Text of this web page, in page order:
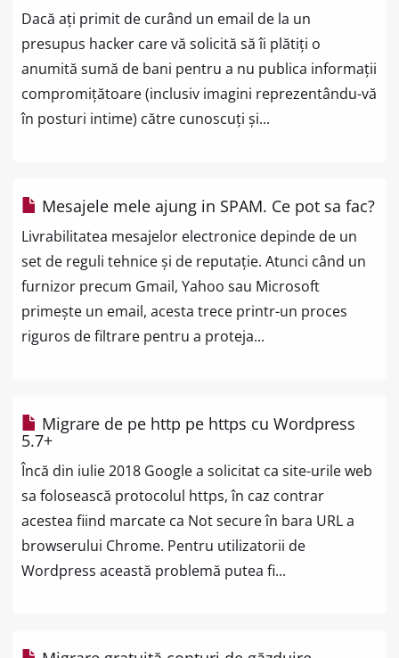
Dacă ați primit de curând un email de la un
presupus hacker care vă solicită să îi plătiți o
anumită sumă de bani pentru a nu publica informații
compromițătoare (inclusiv imagini reprezentându-vă
în posturi intime) către cunoscuți și...
Mesajele mele ajung in SPAM. Ce pot sa fac?
Livrabilitatea mesajelor electronice depinde de un
set de reguli tehnice și de reputație. Atunci când un
furnizor precum Gmail, Yahoo sau Microsoft
primește un email, acesta trece printr-un proces
riguros de filtrare pentru a proteja...
Migrare de pe http pe https cu Wordpress
5.7+
Încă din iulie 2018 Google a solicitat ca site-urile web
sa folosească protocolul https, în caz contrar
acestea fiind marcate ca Not secure în bara URL a
browserului Chrome. Pentru utilizatorii de
Wordpress această problemă putea fi...